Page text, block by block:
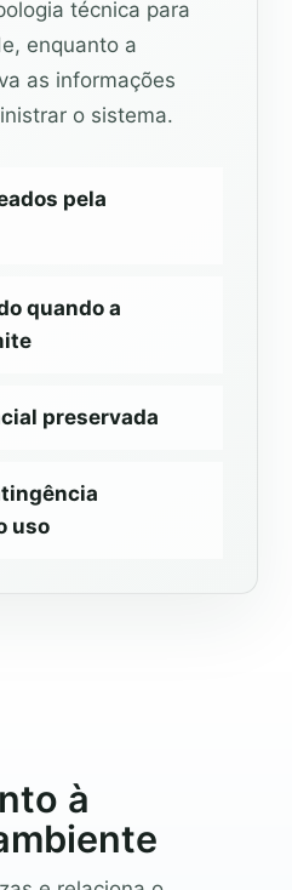
técnica para
enquanto a
as informações
o sistema.
pela
quando a
preservada
uso
à